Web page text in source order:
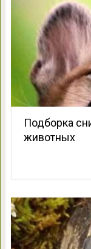
Подборка
животных